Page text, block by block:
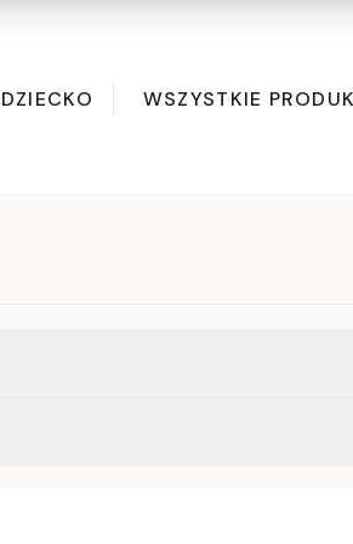
DZIECKO WSZYSTKIE